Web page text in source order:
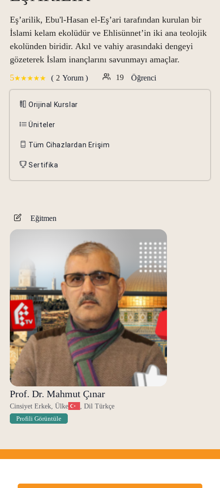
Eş’arilik, Ebu'l-Hasan el-Eş’ari tarafından kurulan bir
İslami kelam ekolüdür ve Ehlisünnet’in iki ana teolojik
ekolünden biridir. Akıl ve vahiy arasındaki dengeyi
gözeterek İslam inançlarını savunmayı amaçlar.
5
( 2 Yorum ) 19 Öğrenci
Orijinal Kurslar
Üniteler
Tüm Cihazlardan Erişim
Sertifika
Eğitmen
Prof. Dr. Mahmut Çınar
Cinsiyet Erkek, Ülke , Dil Türkçe
Profili Görüntüle